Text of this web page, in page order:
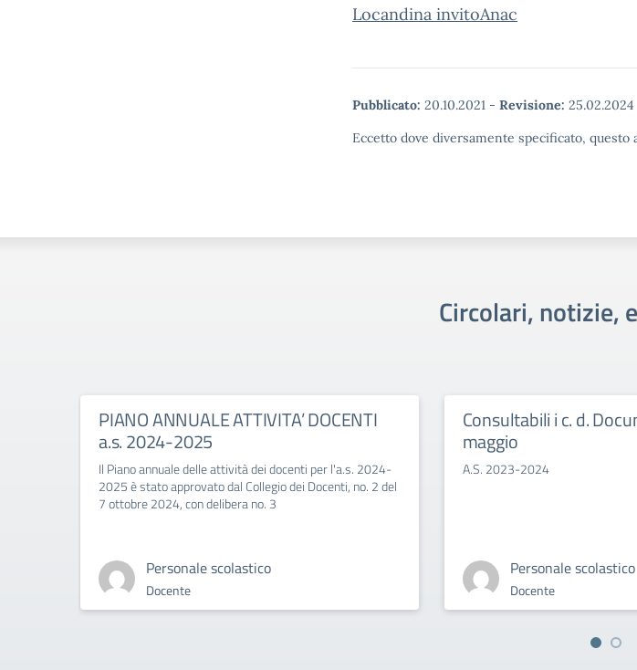
Locandina invitoAnac
Pubblicato: 20.10.2021 - Revisione: 25.02.2024
Eccetto dove diversamente specificato,
Circolari, notizie,
PIANO ANNUALE ATTIVITA’ DOCENTI
a.s. 2024-2025
Il Piano annuale delle attività dei docenti per l'a.s. 2024-
2025 è stato approvato dal Collegio dei Docenti, no. 2 del
7 ottobre 2024, con delibera no. 3
Personale scolastico
Docente
Consultabili i c. d.
maggio
A.S. 2023-2024
Personale scolastico
Docente